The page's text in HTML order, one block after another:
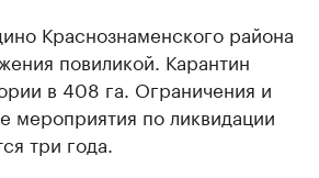
Краснознаменского района
повиликой. Карантин
в 408 га. Ограничения и
мероприятия по ликвидации
три года.